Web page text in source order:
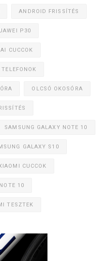
ANDROID FRISSÍTÉS
P30
CUCCOK
OLCSÓ OKOSÓRA
SAMSUNG GALAXY NOTE 10
GALAXY S10
CUCCOK
10
TESZTEK